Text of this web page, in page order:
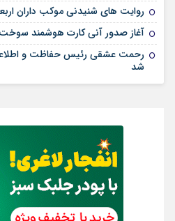
روایت های شنیدنی موکب داران
آغاز صدور آنی کارت هوشمند
رحمت عشقی رئیس حفاظت و
شد